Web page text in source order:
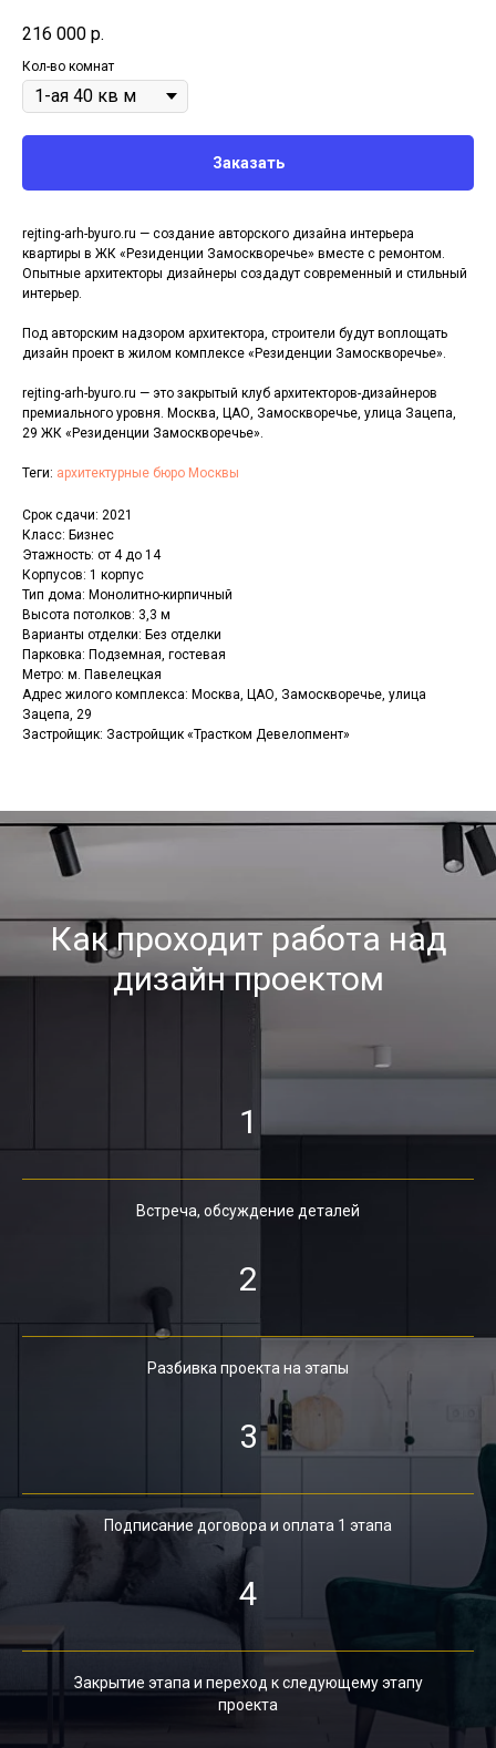
216 000 р.
Кол-во комнат
Заказать
rejting-arh-byuro.ru — создание авторского дизайна интерьера
квартиры в ЖК «Резиденции Замоскворечье» вместе с ремонтом.
Опытные архитекторы дизайнеры создадут современный и стильный
интерьер.
Под авторским надзором архитектора, строители будут воплощать
дизайн проект в жилом комплексе «Резиденции Замоскворечье».
rejting-arh-byuro.ru — это закрытый клуб архитекторов-дизайнеров
премиального уровня. Москва, ЦАО, Замоскворечье, улица Зацепа,
29 ЖК «Резиденции Замоскворечье».
Теги: архитектурные бюро Москвы
Срок сдачи: 2021
Класс: Бизнес
Этажность: от 4 до 14
Корпусов: 1 корпус
Тип дома: Монолитно-кирпичный
Высота потолков: 3,3 м
Варианты отделки: Без отделки
Парковка: Подземная, гостевая
Метро: м. Павелецкая
Адрес жилого комплекса: Москва, ЦАО, Замоскворечье, улица
Зацепа, 29
Застройщик: Застройщик «Трастком Девелопмент»
Как проходит работа над
дизайн проектом
1
Встреча, обсуждение деталей
2
Разбивка проекта на этапы
3
Подписание договора и оплата 1 этапа
4
Закрытие этапа и переход к следующему этапу
проекта